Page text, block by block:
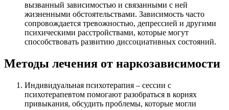
вызванный зависимостью и связанными с ней
жизненными обстоятельствами. Зависимость часто
сопровождается тревожностью, депрессией и другими
психическими расстройствами, которые могут
способствовать развитию диссоциативных состояний.
Методы лечения от наркозависимости
Индивидуальная психотерапия – сессии с
психотерапевтом помогают разобраться в корнях
привыкания, обсудить проблемы, которые могли